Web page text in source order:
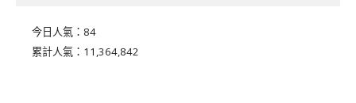
今日人氣： 84
累計人氣： 11,364,842